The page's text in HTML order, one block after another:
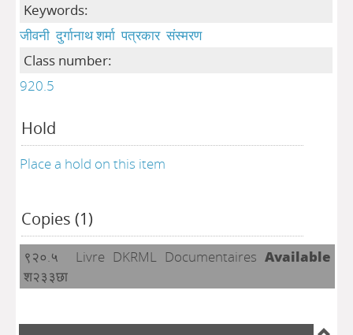
Keywords:
जीवनी दुर्गानाथ शर्मा पत्रकार संस्मरण
Class number:
920.5
Hold
Place a hold on this item
Copies (1)
९२०.५
श२३३छा
Livre DKRML Documentaires Available